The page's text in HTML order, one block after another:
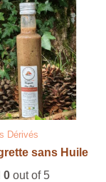
Dérivés
sans Huile
0 out of 5